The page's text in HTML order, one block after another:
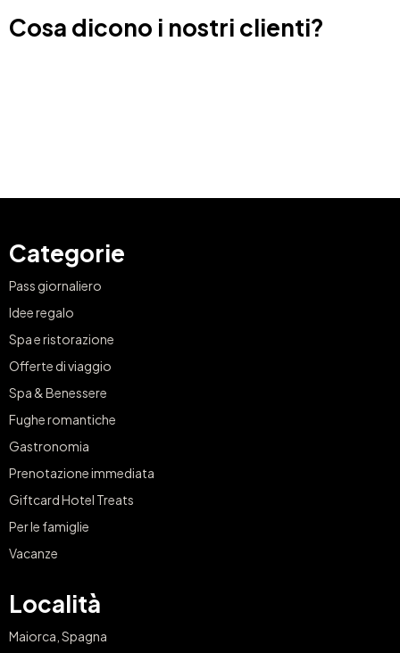
Cosa dicono i nostri clienti?
Categorie
Pass giornaliero
Idee regalo
Spa e ristorazione
Offerte di viaggio
Spa & Benessere
Fughe romantiche
Gastronomia
Prenotazione immediata
Giftcard Hotel Treats
Per le famiglie
Vacanze
Località
Maiorca, Spagna